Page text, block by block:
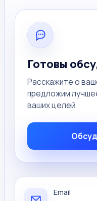
Готовы
Расскажите о
предложим
ваших целей.
Email